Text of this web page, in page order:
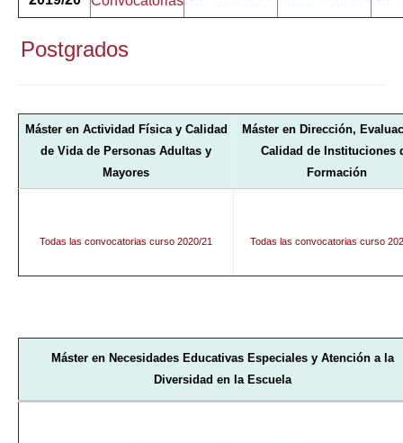
Postgrados
Máster en Actividad Física y Calidad
de Vida de Personas Adultas y
Mayores
Máster en Dirección,
Calidad de Instituciones
Formación
Todas las convocatorias curso 2020/21 Todas las convocatorias curso
Máster en Necesidades Educativas Especiales y Atención a la
Diversidad en la Escuela